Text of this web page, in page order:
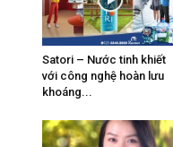
Satori – Nước tinh khiết
với công nghệ hoàn lưu
khoáng...